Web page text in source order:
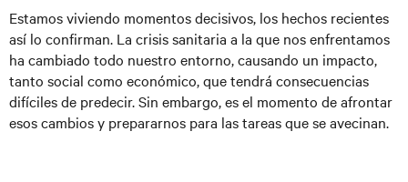
Estamos viviendo momentos decisivos, los hechos recientes
así lo confirman. La crisis sanitaria a la que nos enfrentamos
ha cambiado todo nuestro entorno, causando un impacto,
tanto social como económico, que tendrá consecuencias
difíciles de predecir. Sin embargo, es el momento de afrontar
esos cambios y prepararnos para las tareas que se avecinan.